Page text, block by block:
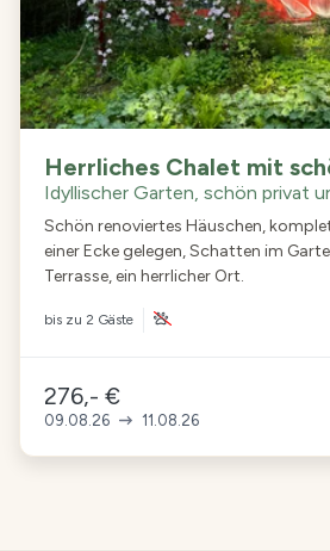
Herrliches Chalet mit
Idyllischer Garten, schön privat
Schön renoviertes Häuschen,
einer Ecke gelegen, Schatten im
Terrasse, ein herrlicher Ort.
bis zu 2 Gäste
276,- €
09.08.26 11.08.26